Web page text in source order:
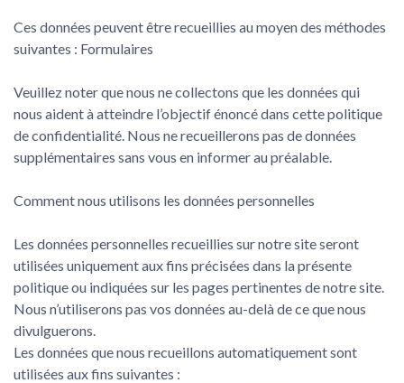
Ces données peuvent être recueillies au moyen des méthodes
suivantes : Formulaires
Veuillez noter que nous ne collectons que les données qui
nous aident à atteindre l’objectif énoncé dans cette politique
de confidentialité. Nous ne recueillerons pas de données
supplémentaires sans vous en informer au préalable.
Comment nous utilisons les données personnelles
Les données personnelles recueillies sur notre site seront
utilisées uniquement aux fins précisées dans la présente
politique ou indiquées sur les pages pertinentes de notre site.
Nous n’utiliserons pas vos données au-delà de ce que nous
divulguerons.
Les données que nous recueillons automatiquement sont
utilisées aux fins suivantes :